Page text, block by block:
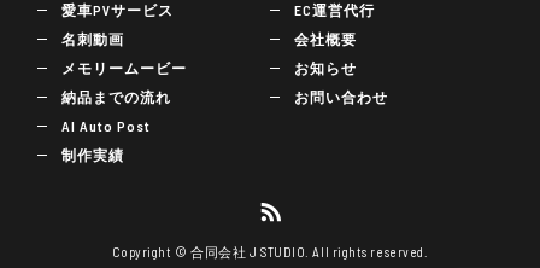
愛車PVサービス
名刺動画
メモリームービー
納品までの流れ
AI Auto Post
制作実績
EC運営代行
会社概要
お知らせ
お問い合わせ
Copyright © 合同会社 J STUDIO. All rights reserved.